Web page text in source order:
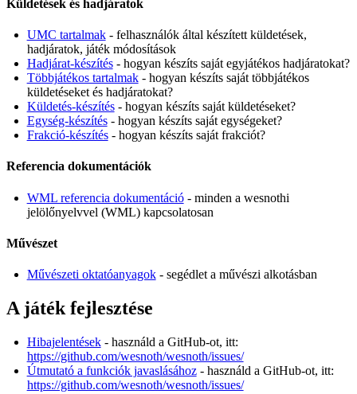
Küldetések és hadjáratok
UMC tartalmak- felhasználók által készített küldetések,
hadjáratok, játék módosítások
Hadjárat-készítés- hogyan készíts saját egyjátékos hadjáratokat?
Többjátékos tartalmak- hogyan készíts saját többjátékos
küldetéseket és hadjáratokat?
Küldetés-készítés- hogyan készíts saját küldetéseket?
Egység-készítés- hogyan készíts saját egységeket?
Frakció-készítés- hogyan készíts saját frakciót?
Referencia dokumentációk
WML referencia dokumentáció- minden a wesnothi
jelölőnyelvvel (WML) kapcsolatosan
Művészet
Művészeti oktatóanyagok- segédlet a művészi alkotásban
A játék fejlesztése
Hibajelentések- használd a GitHub-ot, itt:
https://github.com/wesnoth/wesnoth/issues/
Útmutató a funkciók javaslásához- használd a GitHub-ot, itt:
https://github.com/wesnoth/wesnoth/issues/